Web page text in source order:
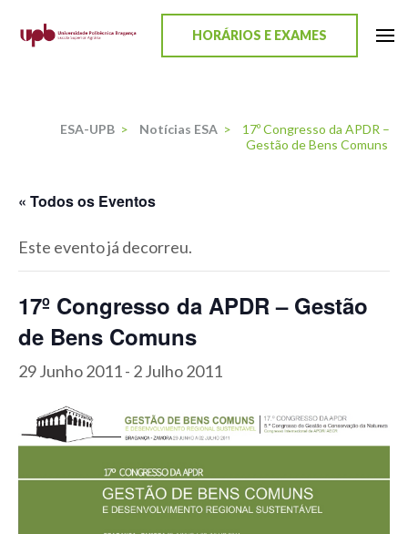
HORÁRIOS E EXAMES
ESA-UPB > Notícias ESA >
17º Congresso da APDR –
Gestão de Bens Comuns
« Todos os Eventos
Este evento já decorreu.
17º Congresso da APDR – Gestão
de Bens Comuns
29 Junho 2011- 2 Julho 2011